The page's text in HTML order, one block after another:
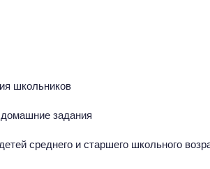
школьников
задания
среднего и старшего школьного